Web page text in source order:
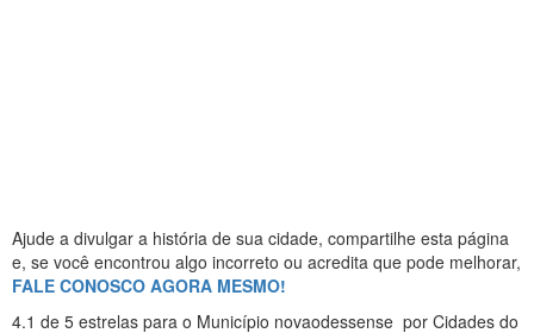
Ajude a divulgar a história de sua cidade, compartilhe esta página
e, se você encontrou algo incorreto ou acredita que pode melhorar,
FALE CONOSCO AGORA MESMO!
4.1 de 5 estrelas para o Município novaodessense por Cidades do